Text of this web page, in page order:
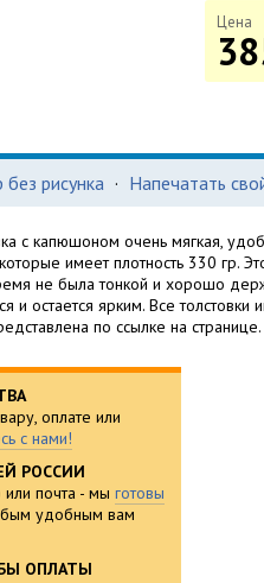
Цена
рисунка · Напечатать
с капюшоном очень мягкая,
имеет плотность 330 гр.
не была тонкой и хорошо
и остается ярким. Все
по ссылке на странице.
оплате или
с нами!
РОССИИ
почта - мы готовы
удобным вам
ОПЛАТЫ